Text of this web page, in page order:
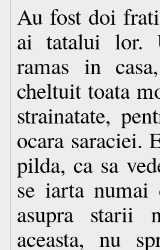
Au fost doi
ai tatalui lor.
ramas in
cheltuit toata
strainatate,
ocara saraciei.
pilda, ca sa
se iarta numai
asupra starii
aceasta, nu